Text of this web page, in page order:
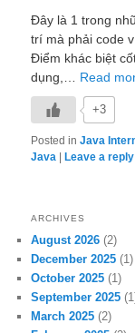
Đây là 1 trong
trí mà phải code
Điểm khác biệt
dụng,… Read
+3
Posted in Java
Java
Leave a reply
ARCHIVES
August 2026 (2)
December 2025 (1)
October 2025 (1)
September 2025
March 2025 (2)